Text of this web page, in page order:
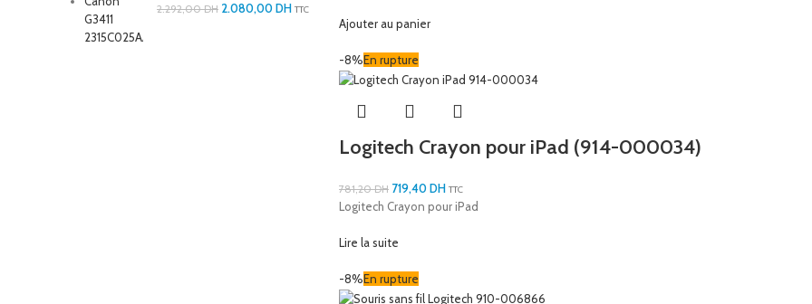
2.292,00DH 2.080,00DH TTC
Ajouter au panier
-8%En rupture
Logitech Crayon pour iPad (914-000034)
781,20DH 719,40DH TTC
Logitech Crayon pour iPad
Lire la suite
-8%En rupture